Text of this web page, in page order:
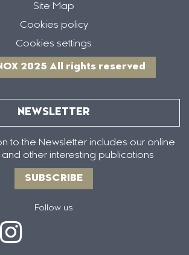
Site Map
Cookies policy
Cookies settings
2025 All rights reserved
NEWSLETTER
to the Newsletter includes our online
other interesting publications
SUBSCRIBE
Follow us
IconoIcono